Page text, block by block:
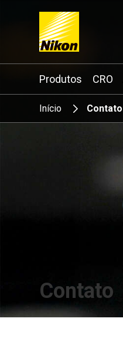
Produtos CRO
Início Contato
Contato